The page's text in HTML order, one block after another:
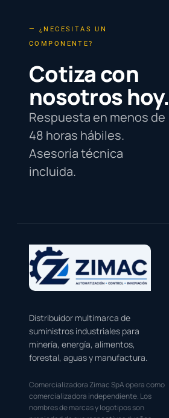
— ¿NECESITAS UN
COMPONENTE?
Cotiza con
nosotros hoy.
Respuesta en menos de
48 horas hábiles.
Asesoría técnica
incluida.
Distribuidor multimarca de
suministros industriales para
minería, energía, alimentos,
forestal, aguas y manufactura.
Comercializadora Zimac SpA opera como
comercializadora independiente. Los
nombres de marcas y logotipos son